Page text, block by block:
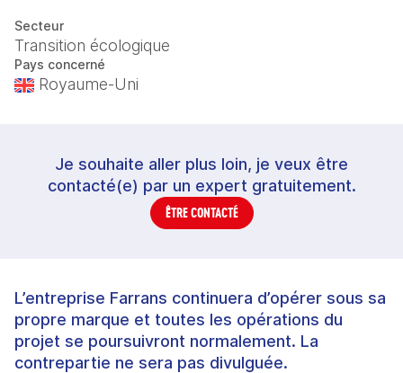
Secteur
Transition écologique
Pays concerné
Royaume-Uni
Je souhaite aller plus loin, je veux être
contacté(e) par un expert gratuitement.
ÊTRE CONTACTÉ
L’entreprise Farrans continuera d’opérer sous sa
propre marque et toutes les opérations du
projet se poursuivront normalement. La
contrepartie ne sera pas divulguée.